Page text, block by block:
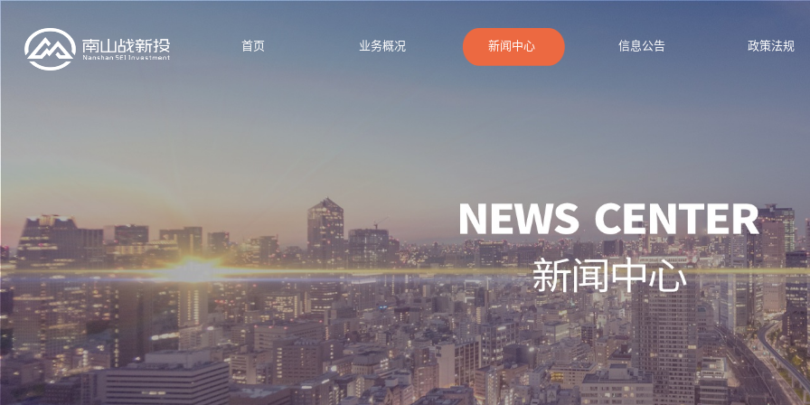
首页 业务概况 新闻中心 信息公告 政策法规